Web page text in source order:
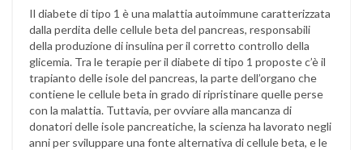
Il diabete di tipo 1 è una malattia autoimmune caratterizzata
dalla perdita delle cellule beta del pancreas, responsabili
della produzione di insulina per il corretto controllo della
glicemia. Tra le terapie per il diabete di tipo 1 proposte c’è il
trapianto delle isole del pancreas, la parte dell’organo che
contiene le cellule beta in grado di ripristinare quelle perse
con la malattia. Tuttavia, per ovviare alla mancanza di
donatori delle isole pancreatiche, la scienza ha lavorato negli
anni per sviluppare una fonte alternativa di cellule beta, e le